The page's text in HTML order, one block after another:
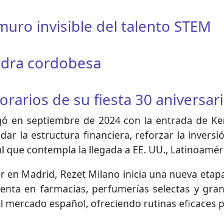
invisible del talento STEM
cordobesa
de su fiesta 30
en septiembre de 2024 con la entrada de
la estructura financiera, reforzar la
que contempla la llegada a EE. UU.,
Madrid, Rezet Milano inicia una nueva
en farmacias, perfumerías selectas y
mercado español, ofreciendo rutinas eficaces